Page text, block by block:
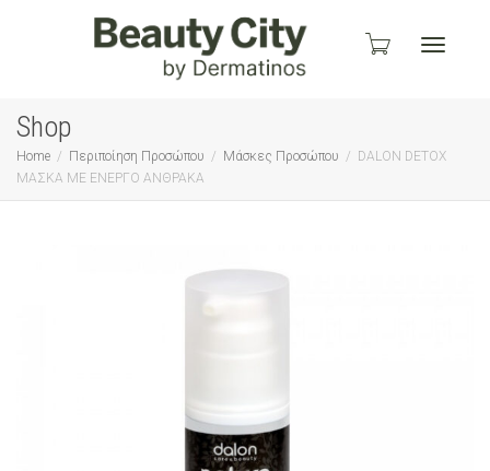
Shop
Home Περιποίηση Προσώπου Μάσκες Προσώπου
DALON DETOX
MAΣΚΑ ΜΕ ΕΝΕΡΓΟ ΑΝΘΡΑΚΑ